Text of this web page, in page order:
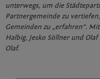
unterwegs, um die
Partnergemeinde zu
Gemeinden zu „erfahren“.
Halbig, Jesko Söllner und
Olaf.